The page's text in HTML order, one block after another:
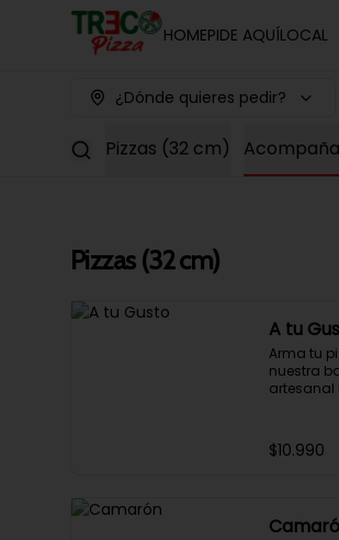
HOMEPIDE AQUÍLOCAL
¿Dónde quieres pedir?
Pizzas (32 cm)
Pizzas (32 cm)
A tu
Arma tu
nuestra
elección.
$10.990